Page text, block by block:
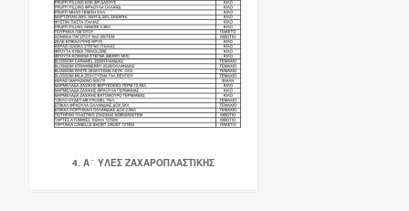
4. Α` ΥΛΕΣ ΖΑΧΑΡΟΠΛΑΣΤΙΚΗΣ